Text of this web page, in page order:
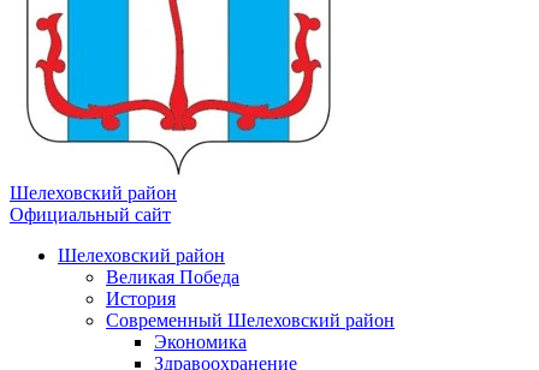
Шелеховский район
Официальный сайт
Шелеховский район
Великая Победа
История
Современный Шелеховский район
Экономика
Здравоохранение